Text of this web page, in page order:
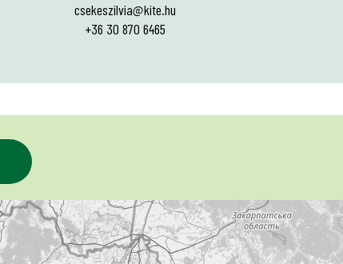
csekeszilvia@kite.hu
+36 30 870 6465